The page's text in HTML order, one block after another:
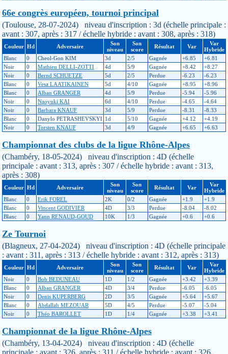
66e congrès européen, tournoi principal
(Toulouse, 28-07-2024) niveau d'inscription : 3d (échelle principale :
avant : 307, après : 317 / échelle hybride : avant : 308, après : 318)
Couleur Hd Adversaire
Son
niveau
Son
score
Résultat Var
Var
Hybride
Blanc
0 Cheol-Gon KIM 3d 2/5 Gagnée +6.85
+6.81
Noir
0 Mathieu DELLI-ZOTTI 4d 5/9 Gagnée +8.42
+8.27
Noir
0 Bernd SCHUETZE 5d 2/5 Perdue -6.23
-6.23
Blanc
0 Vesa LAATIKAINEN 5d 4/10 Gagnée +8.95
+8.96
Blanc
0 Alban GRANGER 4d 5/9 Perdue -5.94
-5.96
Noir
0 Naoyuki KAI 6d 4/10 Perdue -4.65
-4.64
Noir
0 Barbara KNAUF 3d 5/9 Perdue -8.31
-8.33
Blanc
0 Danylo PETRASHEVSKYI 1d 5/10 Gagnée +4.12
+4.19
Noir
0 Torsten KNAUF 3d 4/9 Gagnée +6.65 +6.63
Championnat des clubs de la ligue Rhône-Alpes
(Chambéry, 18-05-2024) niveau d'inscription : 4D (échelle
principale : avant : 313, après : 307 / échelle hybride : avant : 313,
après : 308)
Couleur Hd Adversaire
Son
niveau
Son
score
Résultat Var
Var
Hybride
Blanc
0 Erik FOREL 2K 0/2 Gagnée +1.9
+1.9
Blanc
0 Vincent GODIVIER 4D 3/3 Perdue -8.04
-8.02
Blanc
0 Yann RENAUD-GOUD 10K 1/3 Gagnée +0.6 +0.6
Ze Tournoi
(Blagneux, 27-04-2024) niveau d'inscription : 4D (échelle principale
: avant : 311, après : 313 / échelle hybride : avant : 312, après : 313)
Couleur Hd Adversaire
Son
niveau
Son
score
Résultat Var
Var
Hybride
Noir
0 Bob BEDUNEAU 1D 1/2 Gagnée +3.42
+3.39
Blanc
0 Alban GRANGER 4D 3/4 Perdue -6.05
-6.05
Noir
0 Denis KUPERBERG 2D 3/5 Gagnée +5.64
+5.67
Blanc
0 Abdallah MEZOUAR 5D 4/5 Perdue -5.07
-5.04
Noir
0 Théo BAROLLET 1D 1/4 Gagnée +3.38 +3.41
Championnat de la ligue Rhône-Alpes
(Chambéry, 13-04-2024) niveau d'inscription : 4D (échelle